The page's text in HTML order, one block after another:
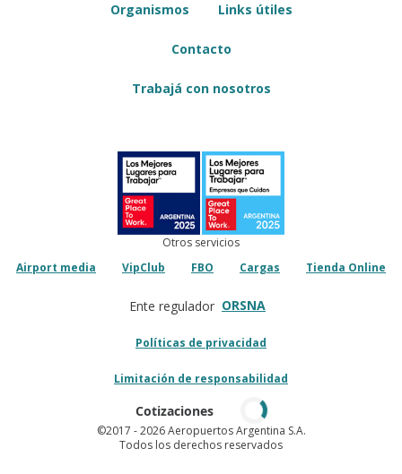
Organismos Links útiles
Contacto
Trabajá con nosotros
Otros servicios
Airport media
VipClub FBO Cargas Tienda Online
Ente regulador ORSNA
Políticas de privacidad
Limitación de responsabilidad
Cotizaciones
©2017 - 2026 Aeropuertos Argentina S.A.
Todos los derechos reservados